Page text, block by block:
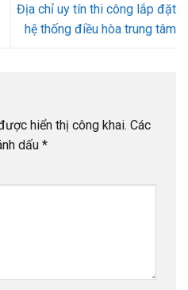
Địa chỉ uy tín thi công lắp đặt
hệ thống điều hòa trung tâm
hiển thị công khai. Các
dấu *